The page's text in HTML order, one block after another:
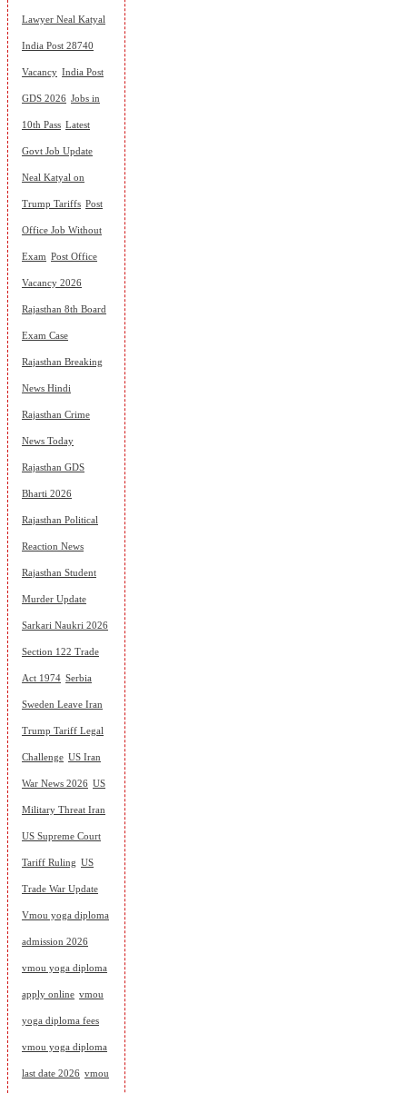
Lawyer Neal Katyal
India Post 28740
Vacancy India Post
GDS 2026 Jobs in
10th Pass Latest
Govt Job Update
Neal Katyal on
Trump Tariffs Post
Office Job Without
Exam Post Office
Vacancy 2026
Rajasthan 8th Board
Exam Case
Rajasthan Breaking
News Hindi
Rajasthan Crime
News Today
Rajasthan GDS
Bharti 2026
Rajasthan Political
Reaction News
Rajasthan Student
Murder Update
Sarkari Naukri 2026
Section 122 Trade
Act 1974 Serbia
Sweden Leave Iran
Trump Tariff Legal
Challenge US Iran
War News 2026 US
Military Threat Iran
US Supreme Court
Tariff Ruling US
Trade War Update
Vmou yoga diploma
admission 2026
vmou yoga diploma
apply online vmou
yoga diploma fees
vmou yoga diploma
last date 2026 vmou